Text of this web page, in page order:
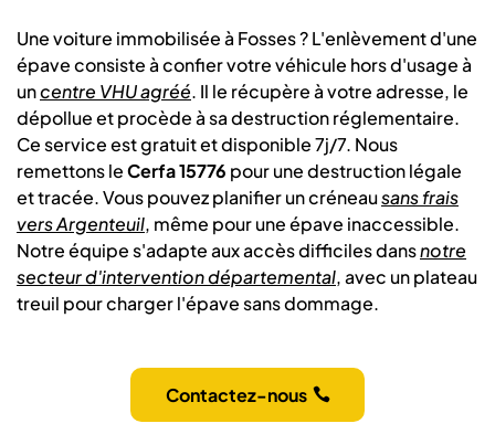
Une voiture immobilisée à Fosses ? L'enlèvement d'une
épave consiste à confier votre véhicule hors d'usage à
uncentre VHU agréé. Il le récupère à votre adresse, le
dépollue et procède à sa destruction réglementaire.
Ce service est gratuit et disponible 7j/7. Nous
remettons leCerfa 15776 pour une destruction légale
et tracée. Vous pouvez planifier un créneausans frais
vers Argenteuil, même pour une épave inaccessible.
Notre équipe s'adapte aux accès difficiles dansnotre
secteur d'intervention départemental, avec un plateau
treuil pour charger l'épave sans dommage.
Contactez-nous